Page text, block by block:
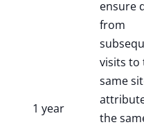
1 year
ensure
from
visits to
same
the